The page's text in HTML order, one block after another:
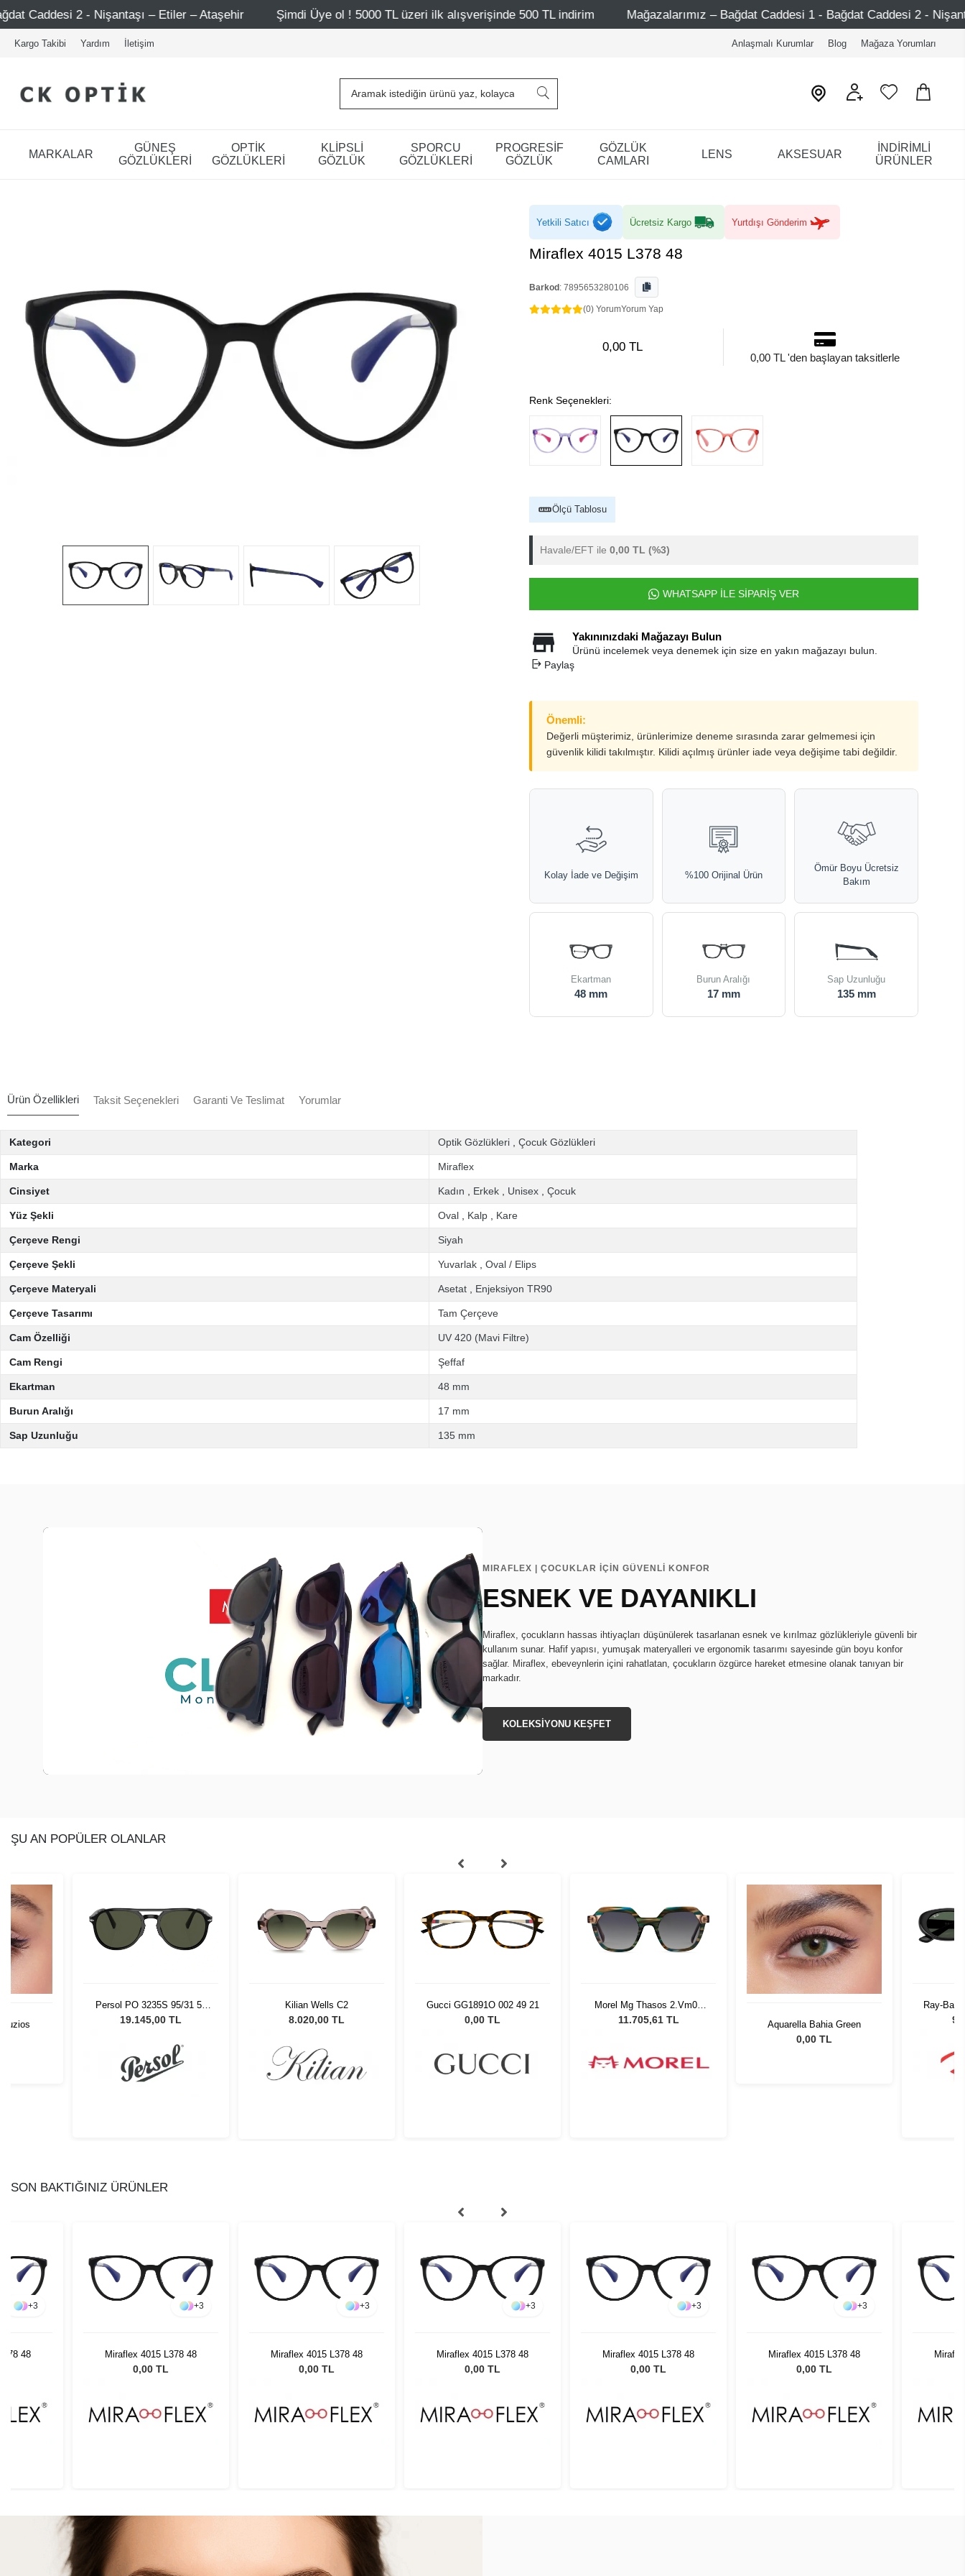
– Etiler – Ataşehir Şimdi Üye ol ! 5000 TL üzeri ilk alışverişinde 500 TL indirim Mağazalarımız – Bağdat Caddesi 1 - Bağdat Caddesi 2 - Nişantaşı – Etiler –
Kargo Takibi Yardım İletişim Anlaşmalı Kurumlar Blog Mağaza Yorumları
MARKALAR
GÜNEŞ
GÖZLÜKLERİ
OPTİK
GÖZLÜKLERİ
KLİPSLİ
GÖZLÜK
SPORCU
GÖZLÜKLERİ
PROGRESİF
GÖZLÜK
GÖZLÜK
CAMLARI
LENS AKSESUAR
İNDİRİMLİ
ÜRÜNLER
Yetkili Satıcı Ücretsiz Kargo Yurtdışı Gönderim
Miraflex 4015 L378 48
Barkod : 7895653280106
(0) YorumYorum Yap
0,00 TL
0,00 TL 'den başlayan taksitlerle
Renk Seçenekleri:
Ölçü Tablosu
Havale/EFT ile 0,00 TL (%3)
WHATSAPP İLE SİPARİŞ VER
Yakınınızdaki Mağazayı Bulun
Ürünü incelemek veya denemek için size en yakın mağazayı bulun.
Paylaş
Önemli:
Değerli müşterimiz, ürünlerimize deneme sırasında zarar gelmemesi için
güvenlik kilidi takılmıştır. Kilidi açılmış ürünler iade veya değişime tabi değildir.
Kolay İade ve Değişim %100 Orijinal Ürün
Ömür Boyu Ücretsiz
Bakım
Ekartman
48 mm
Burun Aralığı
17 mm
Sap Uzunluğu
135 mm
Ürün Özellikleri Taksit Seçenekleri Garanti Ve Teslimat Yorumlar
Kategori Optik Gözlükleri Çocuk Gözlükleri
Marka Miraflex
Cinsiyet Kadın Erkek Unisex Çocuk
Yüz Şekli Oval Kalp Kare
Çerçeve Rengi Siyah
Çerçeve Şekli Yuvarlak Oval / Elips
Çerçeve Materyali Asetat Enjeksiyon TR90
Çerçeve Tasarımı Tam Çerçeve
Cam Özelliği UV 420 (Mavi Filtre)
Cam Rengi Şeffaf
Ekartman 48 mm
Burun Aralığı 17 mm
Sap Uzunluğu 135 mm
MIRAFLEX | ÇOCUKLAR İÇİN GÜVENLİ KONFOR
ESNEK VE DAYANIKLI
Miraflex, çocukların hassas ihtiyaçları düşünülerek tasarlanan esnek ve kırılmaz gözlükleriyle güvenli bir
kullanım sunar. Hafif yapısı, yumuşak materyalleri ve ergonomik tasarımı sayesinde gün boyu konfor
sağlar. Miraflex, ebeveynlerin içini rahatlatan, çocukların özgürce hareket etmesine olanak tanıyan bir
markadır.
KOLEKSİYONU KEŞFET
ŞU AN POPÜLER OLANLAR
Persol PO 3235S 95/31 55
Unisex Güneş Gözlüğü
19.145,00 TL
Kilian Wells C2
8.020,00 TL
Gucci GG1891O 002 49 21
0,00 TL
Morel Mg Thasos 2.Vm05
5121
11.705,61 TL Aquarella Bahia Green
0,00 TL
Ray-Ban
SON BAKTIĞINIZ ÜRÜNLER
+3
48
+3
Miraflex 4015 L378 48
0,00 TL
+3
Miraflex 4015 L378 48
0,00 TL
+3
Miraflex 4015 L378 48
0,00 TL
+3
Miraflex 4015 L378 48
0,00 TL
+3
Miraflex 4015 L378 48
0,00 TL